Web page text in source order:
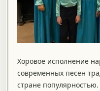
Хоровое исполнение
современных песен
стране